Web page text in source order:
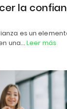
la
es un
una…Leer más